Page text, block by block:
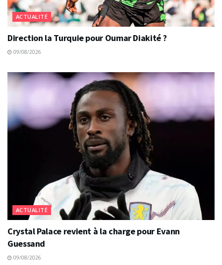
ACTUALITÉ
Direction la Turquie pour Oumar Diakité ?
09/08/2026
ACTUALITÉ
Crystal Palace revient à la charge pour Evann
Guessand
09/08/2026